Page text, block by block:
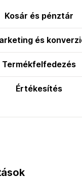
Kosár és pénztár
és
Termékfelfedezés
Értékesítés